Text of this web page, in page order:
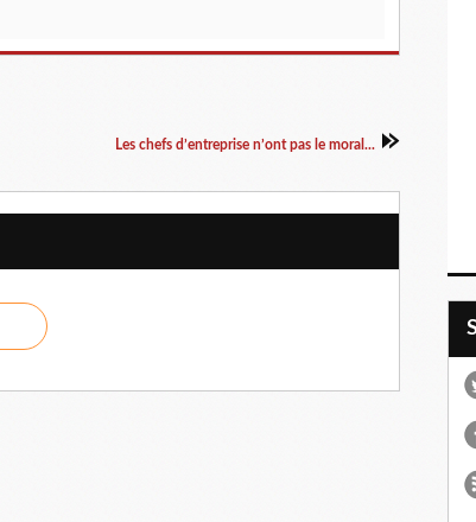
Les chefs d’entreprise n’ont pas le moral...